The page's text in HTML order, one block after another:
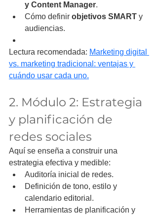
y Content Manager.
Cómo definir objetivos SMART y
audiencias.
Lectura recomendada: Marketing digital
vs. marketing tradicional: ventajas y
cuándo usar cada uno.
2. Módulo 2: Estrategia
y planificación de
redes sociales
Aquí se enseña a construir una
estrategia efectiva y medible:
Auditoría inicial de redes.
Definición de tono, estilo y
calendario editorial.
Herramientas de planificación y